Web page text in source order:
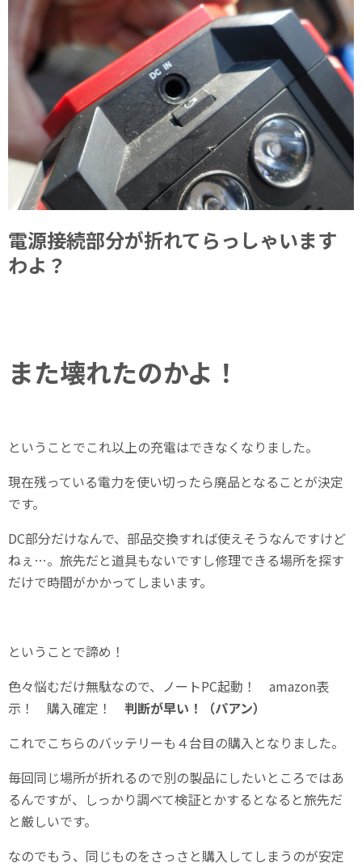
電源接続部分が折れてらっしゃいます
わよ？
また壊れたのかよ！
ということでこれ以上の充電はできなくなりました。
現在残っている電力を使い切ったら廃品となることが決定
です。
DC部分だけなんで、部品交換すれば使えそうなんですけど
ねぇ…。旅先だと道具もないですし修理できる場所を探す
だけで時間がかかってしまいます。
ということで諦め！
色々悩むだけ無駄なので、ノートPC起動！ amazon表
示！ 購入確定！ 判断が早い！（パアン）
これでこちらのバッテリーも４台目の購入となりました。
毎回同じ場所が折れるので別の製品にしたいところではあ
るんですが、しっかり調べて検証とかするとなると旅先だ
と厳しいです。
なのでもう、同じものをさっさと購入してしまうのが安定